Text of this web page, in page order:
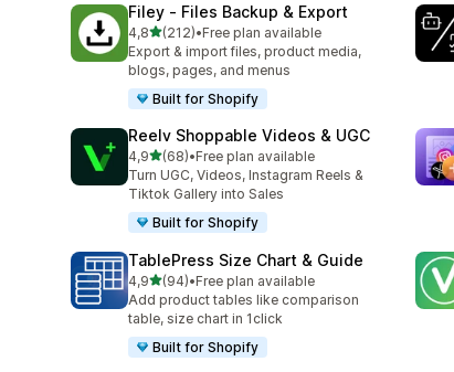
Filey ‑ Files Backup & Export
4,8de 5 estrelas
(212)
212 total de avaliações
•Free plan available
Export & import files, product media,
blogs, pages, and menus
Built for Shopify
Reelv Shoppable Videos & UGC
4,9de 5 estrelas
(68)
68 total de avaliações
•Free plan available
Turn UGC, Videos, Instagram Reels &
Tiktok Gallery into Sales
Built for Shopify
TablePress Size Chart & Guide
4,9de 5 estrelas
(94)
94 total de avaliações
•Free plan available
Add product tables like comparison
table, size chart in 1click
Built for Shopify